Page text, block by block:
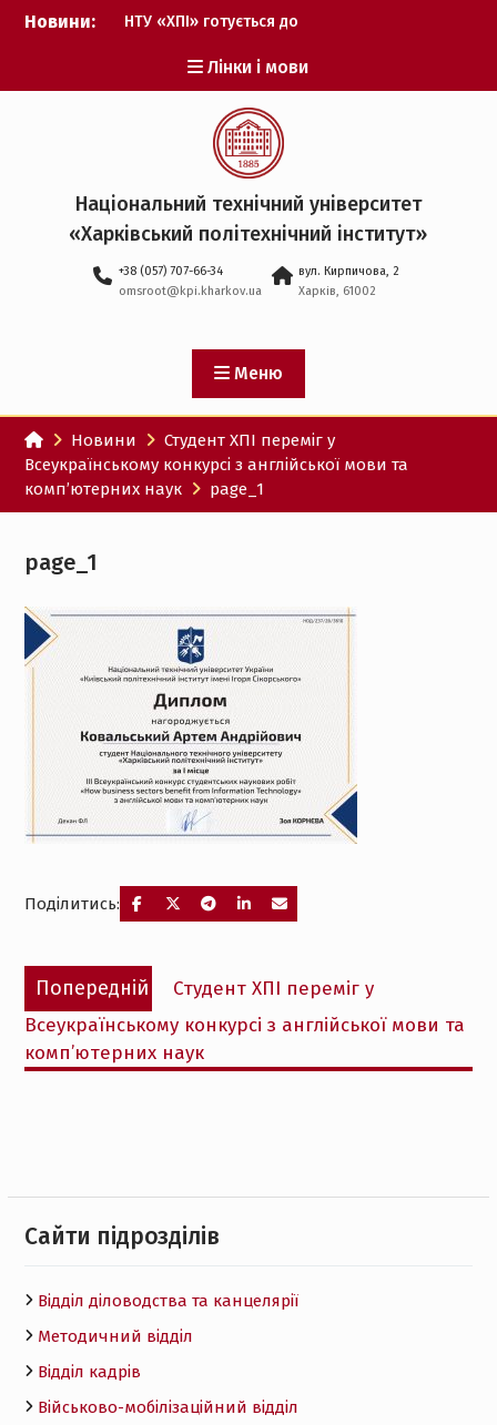
Перейти
Новини:
НТУ «ХПІ» готується до
Музичні таланти ХПІ
запрошуються на
Всеукраїнський
фестиваль «Червона
рута – 2027»
ХПІ уклав угоду про
партнерство з ДержНДІ
технологій кібербезпеки
Головнокомандувачем
Збройних Сил України
участю ХПІ обговорили
перспективи українсько-
іспанського
технологічного
партнерства
Лінки і мови
Національний технічний університет
«Харківський політехнічний iнститут»
+38 (057) 707-66-34
omsroot@kpi.kharkov.ua
вул. Кирпичова, 2
Харків, 61002
Меню
Новини
Студент ХПІ переміг у
Всеукраїнському конкурсі з англійської мови та
комп’ютерних наук
page_1
page_1
Поділитись:
Навігація
записів
Попередній
Попередній
запис:
Студент ХПІ переміг у
Всеукраїнському конкурсі з англійської мови та
комп’ютерних наук
Cайти підрозділів
Відділ діловодства та канцелярії
Методичний відділ
Відділ кадрів
Військово-мобілізаційний відділ